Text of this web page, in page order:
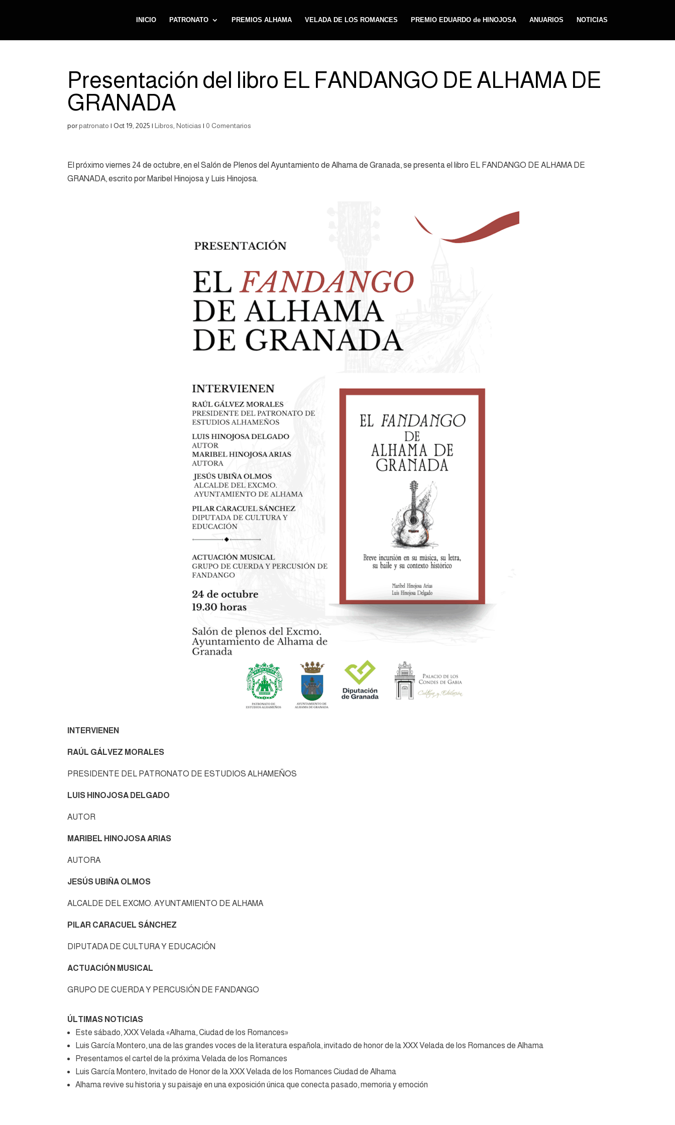
INICIO PATRONATO PREMIOS ALHAMA VELADA DE LOS ROMANCES PREMIO EDUARDO de HINOJOSA ANUARIOS NOTICIAS
Presentación del libro EL FANDANGO DE ALHAMA DE
GRANADA
porpatronato |Oct 19, 2025 |Libros ,Noticias |0 Comentarios
El próximo viernes 24 de octubre, en el Salón de Plenos del Ayuntamiento de Alhama de Granada, se presenta el libro EL FANDANGO DE ALHAMA DE
GRANADA, escrito por Maribel Hinojosa y Luis Hinojosa.
INTERVIENEN
RAÚL GÁLVEZ MORALES
PRESIDENTE DEL PATRONATO DE ESTUDIOS ALHAMEÑOS
LUIS HINOJOSA DELGADO
AUTOR
MARIBEL HINOJOSA ARIAS
AUTORA
JESÚS UBIÑA OLMOS
ALCALDE DEL EXCMO. AYUNTAMIENTO DE ALHAMA
PILAR CARACUEL SÁNCHEZ
DIPUTADA DE CULTURA Y EDUCACIÓN
ACTUACIÓN MUSICAL
GRUPO DE CUERDA Y PERCUSIÓN DE FANDANGO
ÚLTIMAS NOTICIAS
Este sábado, XXX Velada «Alhama, Ciudad de los Romances»
Luis García Montero, una de las grandes voces de la literatura española, invitado de honor de la XXX Velada de los Romances de Alhama
Presentamos el cartel de la próxima Velada de los Romances
Luis García Montero, Invitado de Honor de la XXX Velada de los Romances Ciudad de Alhama
Alhama revive su historia y su paisaje en una exposición única que conecta pasado, memoria y emoción